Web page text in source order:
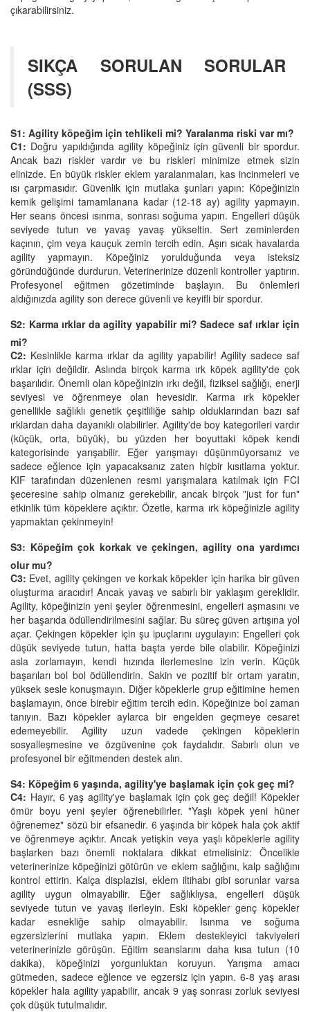
çıkarabilirsiniz.
SIKÇA SORULAN SORULAR
(SSS)
S1: Agility köpeğim için tehlikeli mi? Yaralanma riski var mı?
C1: Doğru yapıldığında agility köpeğiniz için güvenli bir spordur.
Ancak bazı riskler vardır ve bu riskleri minimize etmek sizin
elinizde. En büyük riskler eklem yaralanmaları, kas incinmeleri ve
ısı çarpmasıdır. Güvenlik için mutlaka şunları yapın: Köpeğinizin
kemik gelişimi tamamlanana kadar (12-18 ay) agility yapmayın.
Her seans öncesi ısınma, sonrası soğuma yapın. Engelleri düşük
seviyede tutun ve yavaş yavaş yükseltin. Sert zeminlerden
kaçının, çim veya kauçuk zemin tercih edin. Aşırı sıcak havalarda
agility yapmayın. Köpeğiniz yorulduğunda veya isteksiz
göründüğünde durdurun. Veterinerinize düzenli kontroller yaptırın.
Profesyonel eğitmen gözetiminde başlayın. Bu önlemleri
aldığınızda agility son derece güvenli ve keyifli bir spordur.
S2: Karma ırklar da agility yapabilir mi? Sadece saf ırklar için
mi?
C2: Kesinlikle karma ırklar da agility yapabilir! Agility sadece saf
ırklar için değildir. Aslında birçok karma ırk köpek agility'de çok
başarılıdır. Önemli olan köpeğinizin ırkı değil, fiziksel sağlığı, enerji
seviyesi ve öğrenmeye olan hevesidir. Karma ırk köpekler
genellikle sağlıklı genetik çeşitliliğe sahip olduklarından bazı saf
ırklardan daha dayanıklı olabilirler. Agility'de boy kategorileri vardır
(küçük, orta, büyük), bu yüzden her boyuttaki köpek kendi
kategorisinde yarışabilir. Eğer yarışmayı düşünmüyorsanız ve
sadece eğlence için yapacaksanız zaten hiçbir kısıtlama yoktur.
KIF tarafından düzenlenen resmi yarışmalara katılmak için FCI
şeceresine sahip olmanız gerekebilir, ancak birçok "just for fun"
etkinlik tüm köpeklere açıktır. Özetle, karma ırk köpeğinizle agility
yapmaktan çekinmeyin!
S3: Köpeğim çok korkak ve çekingen, agility ona yardımcı
olur mu?
C3: Evet, agility çekingen ve korkak köpekler için harika bir güven
oluşturma aracıdır! Ancak yavaş ve sabırlı bir yaklaşım gereklidir.
Agility, köpeğinizin yeni şeyler öğrenmesini, engelleri aşmasını ve
her başarıda ödüllendirilmesini sağlar. Bu süreç güven artışına yol
açar. Çekingen köpekler için şu ipuçlarını uygulayın: Engelleri çok
düşük seviyede tutun, hatta başta yerde bile olabilir. Köpeğinizi
asla zorlamayın, kendi hızında ilerlemesine izin verin. Küçük
başarıları bol bol ödüllendirin. Sakin ve pozitif bir ortam yaratın,
yüksek sesle konuşmayın. Diğer köpeklerle grup eğitimine hemen
başlamayın, önce birebir eğitim tercih edin. Köpeğinize bol zaman
tanıyın. Bazı köpekler aylarca bir engelden geçmeye cesaret
edemeyebilir. Agility uzun vadede çekingen köpeklerin
sosyalleşmesine ve özgüvenine çok faydalıdır. Sabırlı olun ve
profesyonel bir eğitmenden destek alın.
S4: Köpeğim 6 yaşında, agility'ye başlamak için çok geç mi?
C4: Hayır, 6 yaş agility'ye başlamak için çok geç değil! Köpekler
ömür boyu yeni şeyler öğrenebilirler. "Yaşlı köpek yeni hüner
öğrenemez" sözü bir efsanedir. 6 yaşında bir köpek hala çok aktif
ve öğrenmeye açıktır. Ancak yetişkin veya yaşlı köpeklerle agility
başlarken bazı önemli noktalara dikkat etmelisiniz: Öncelikle
veterinerinize köpeğinizi götürün ve eklem sağlığını, kalp sağlığını
kontrol ettirin. Kalça displazisi, eklem iltihabı gibi sorunlar varsa
agility uygun olmayabilir. Eğer sağlıklıysa, engelleri düşük
seviyede tutun ve yavaş ilerleyin. Eski köpekler genç köpekler
kadar esnekliğe sahip olmayabilir. Isınma ve soğuma
egzersizlerini mutlaka yapın. Eklem destekleyici takviyeleri
veterinerinizle görüşün. Eğitim seanslarını daha kısa tutun (10
dakika), köpeğinizi yorgunluktan koruyun. Yarışma amacı
gütmeden, sadece eğlence ve egzersiz için yapın. 6-8 yaş arası
köpekler hala agility yapabilir, ancak 9 yaş sonrası zorluk seviyesi
çok düşük tutulmalıdır.